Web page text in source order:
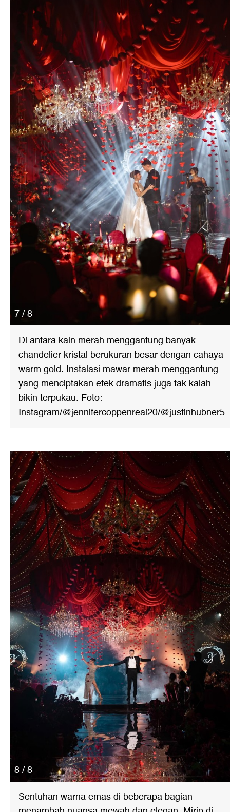
7 / 8
Di antara kain merah menggantung banyak
chandelier kristal berukuran besar dengan cahaya
warm gold. Instalasi mawar merah menggantung
yang menciptakan efek dramatis juga tak kalah
bikin terpukau. Foto:
Instagram/@jennifercoppenreal20/@justinhubner5
8 / 8
Sentuhan warna emas di beberapa bagian